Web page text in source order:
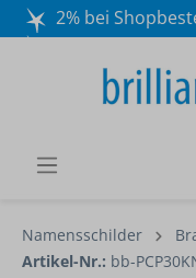
2% bei
Wir beraten Sie
Namensschilder
Artikel-Nr.: bb-